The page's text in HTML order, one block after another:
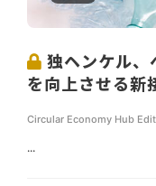
独ヘンケル、
を向上させる新
Circular Economy Hub
...